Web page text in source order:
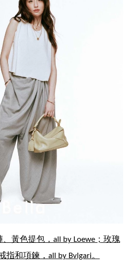
黃色提包，all by Loewe；玫瑰
指和項鍊，all by Bvlgari。